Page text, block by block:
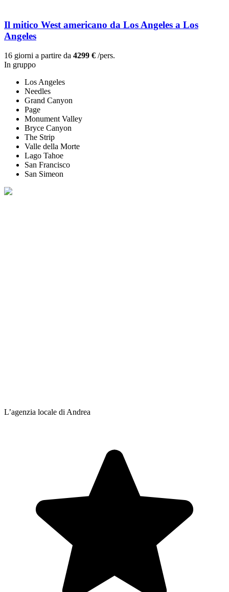
Il mitico West americano da Los Angeles a Los
Angeles
16 giorni a partire da 4299 € /pers.
In gruppo
Los Angeles
Needles
Grand Canyon
Page
Monument Valley
Bryce Canyon
The Strip
Valle della Morte
Lago Tahoe
San Francisco
San Simeon
L’agenzia locale di Andrea